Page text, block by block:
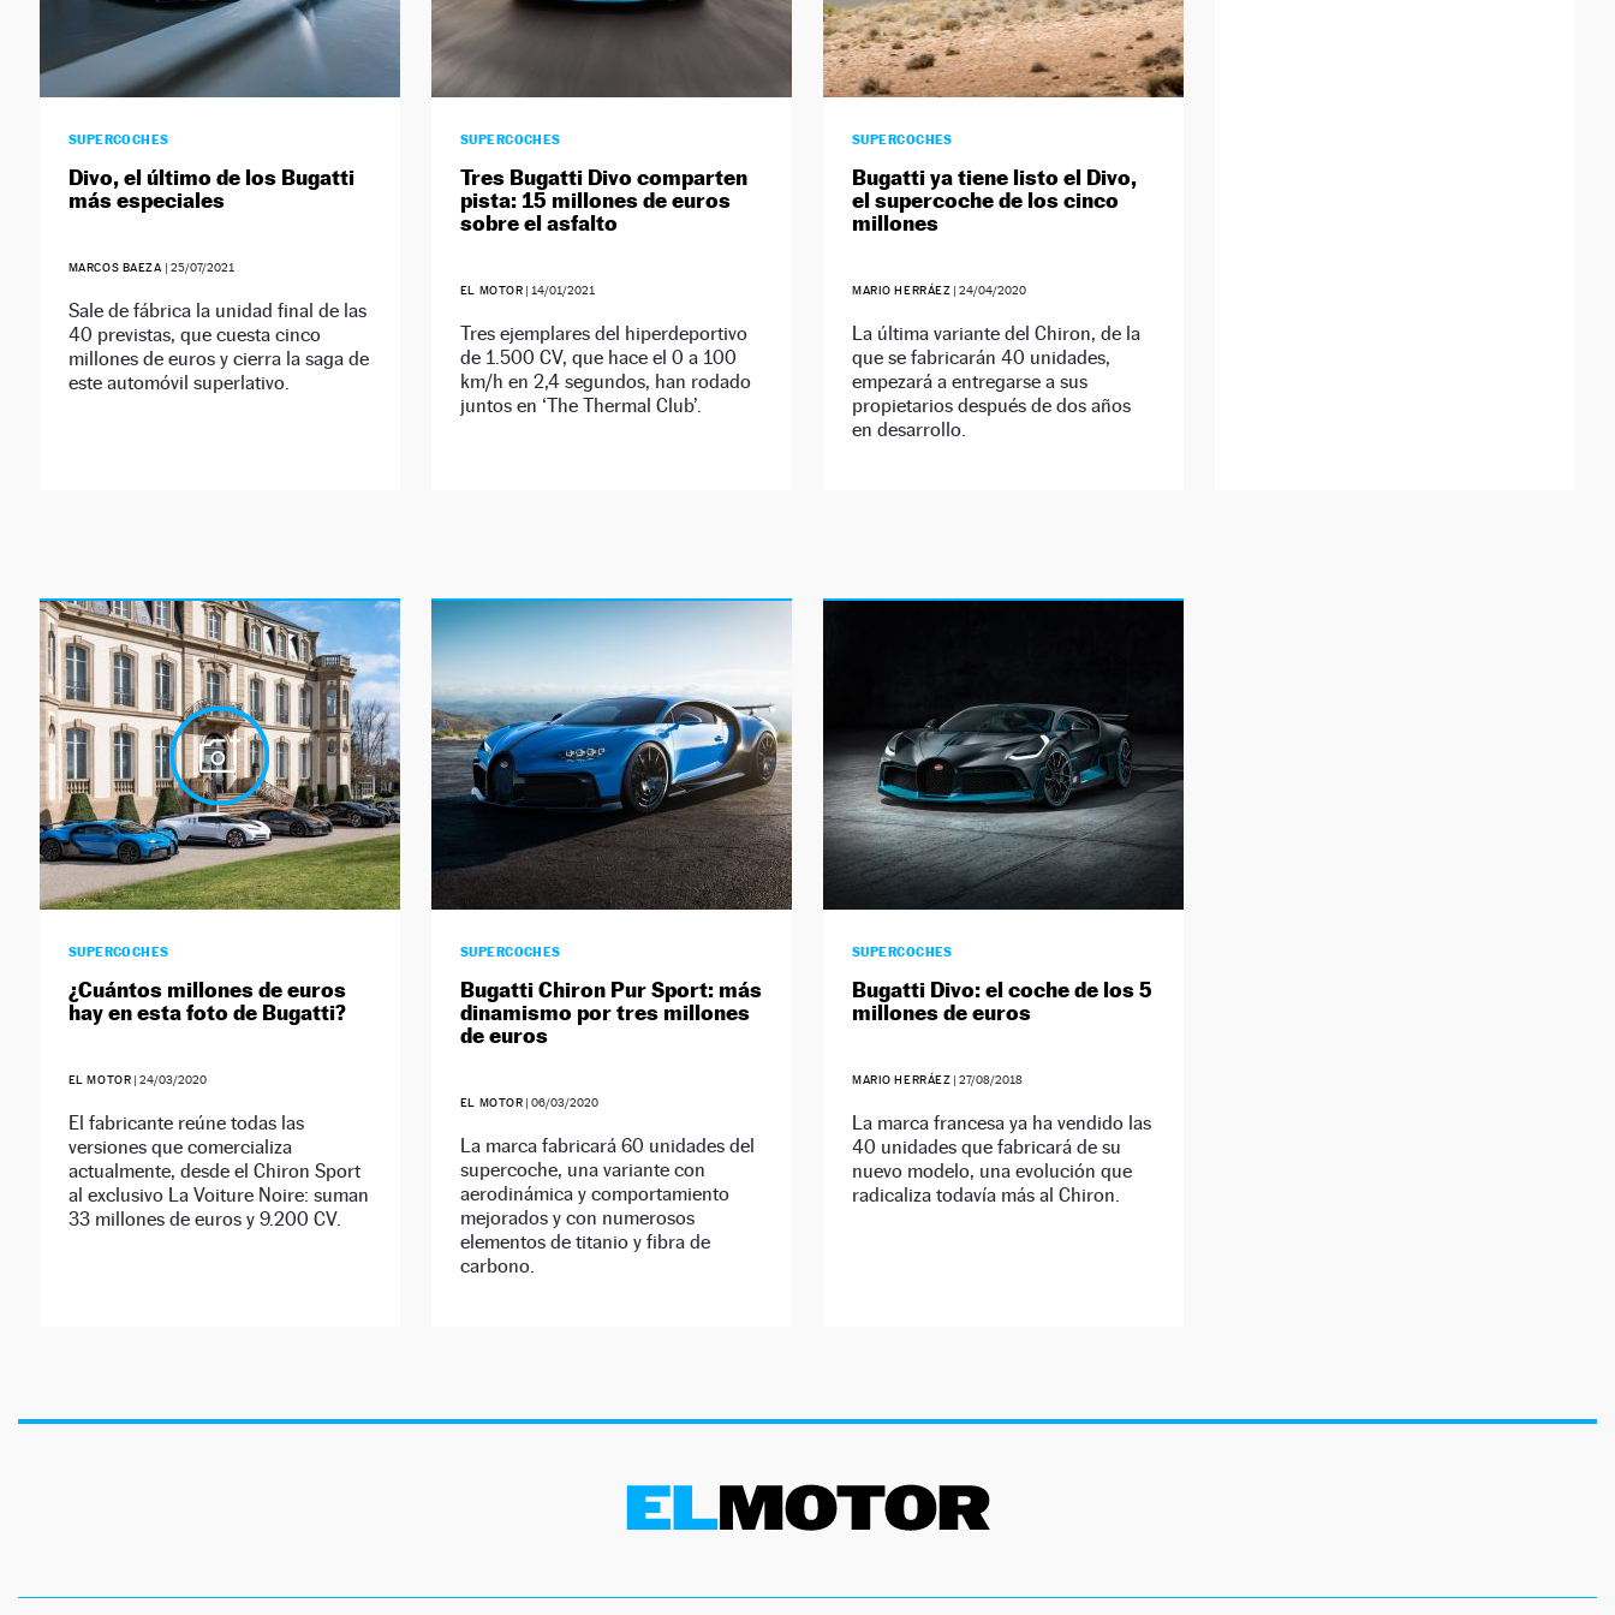
SUPERCOCHES
Divo, el último de los Bugatti
más especiales
MARCOS BAEZA | 25/07/2021
Sale de fábrica la unidad final de las
40 previstas, que cuesta cinco
millones de euros y cierra la saga de
este automóvil superlativo.
SUPERCOCHES
Tres Bugatti Divo comparten
pista: 15 millones de euros
sobre el asfalto
EL MOTOR | 14/01/2021
Tres ejemplares del hiperdeportivo
de 1.500 CV, que hace el 0 a 100
km/h en 2,4 segundos, han rodado
juntos en ‘The Thermal Club’.
SUPERCOCHES
Bugatti ya tiene listo el Divo,
el supercoche de los cinco
millones
MARIO HERRÁEZ |24/04/2020
La última variante del Chiron, de la
que se fabricarán 40 unidades,
empezará a entregarse a sus
propietarios después de dos años
en desarrollo.
SUPERCOCHES
¿Cuántos millones de euros
hay en esta foto de Bugatti?
EL MOTOR |24/03/2020
El fabricante reúne todas las
versiones que comercializa
actualmente, desde el Chiron Sport
al exclusivo La Voiture Noire: suman
33 millones de euros y 9.200 CV.
SUPERCOCHES
Bugatti Chiron Pur Sport: más
dinamismo por tres millones
de euros
EL MOTOR |06/03/2020
La marca fabricará 60 unidades del
supercoche, una variante con
aerodinámica y comportamiento
mejorados y con numerosos
elementos de titanio y fibra de
carbono.
SUPERCOCHES
Bugatti Divo: el coche de los 5
millones de euros
MARIO HERRÁEZ |27/08/2018
La marca francesa ya ha vendido las
40 unidades que fabricará de su
nuevo modelo, una evolución que
radicaliza todavía más al Chiron.